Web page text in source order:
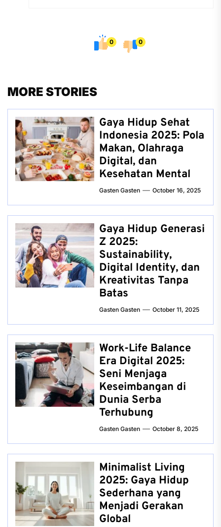
0 0
MORE STORIES
Gaya Hidup Sehat
Indonesia 2025: Pola
Makan, Olahraga
Digital, dan
Kesehatan Mental
Gasten Gasten October 16, 2025
Gaya Hidup Generasi
Z 2025:
Sustainability,
Digital Identity, dan
Kreativitas Tanpa
Batas
Gasten Gasten October 11, 2025
Work-Life Balance
Era Digital 2025:
Seni Menjaga
Keseimbangan di
Dunia Serba
Terhubung
Gasten Gasten October 8, 2025
Minimalist Living
2025: Gaya Hidup
Sederhana yang
Menjadi Gerakan
Global